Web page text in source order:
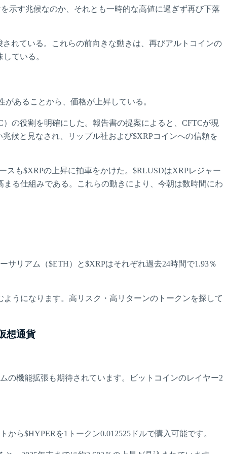
示す兆候なのか、それとも一時的な高値に過ぎず再び下落
れている。これらの前向きな動きは、再びアルトコインの
ている。
あることから、価格が上昇している。
の役割を明確にした。報告書の提案によると、CFTCが現
候と見なされ、リップル社および$XRPコインへの信頼を
も$XRPの上昇に拍車をかけた。$RLUSDはXRPレジャー
る仕組みである。これらの動きにより、今朝は数時間にわ
リアム（$ETH）と$XRPはそれぞれ過去24時間で1.93％
うになります。高リスク・高リターンのトークンを探して
想通貨
の機能拡張も期待されています。ビットコインのレイヤー2
ら$HYPERを1トークン0.012525ドルで購入可能です。